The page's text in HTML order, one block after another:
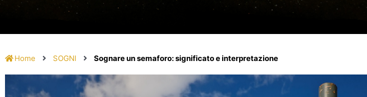
Home SOGNI Sognare un semaforo: significato e interpretazione